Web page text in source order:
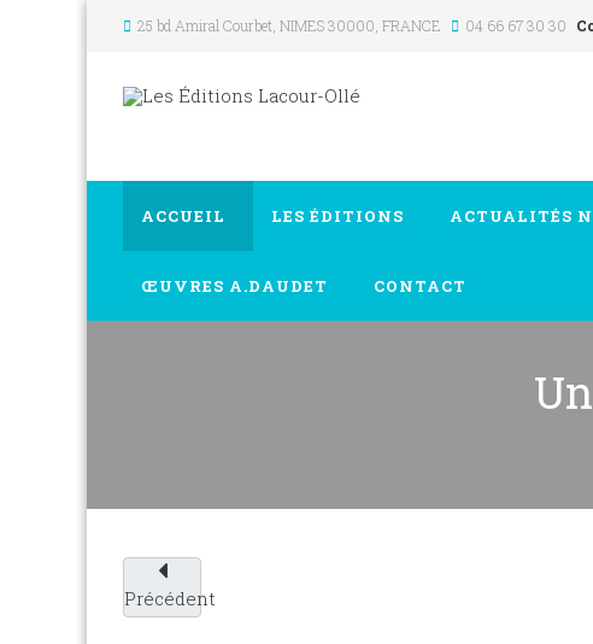
25 bd Amiral Courbet , NIMES30000 FRANCE 04 66 67 30 30
ACCUEIL LES ÉDITIONS ACTUALITÉS
ŒUVRES A.DAUDET CONTACT
Précédent